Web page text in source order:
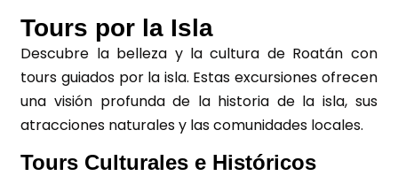
Tours por la Isla
Descubre la belleza y la cultura de Roatán con
tours guiados por la isla. Estas excursiones ofrecen
una visión profunda de la historia de la isla, sus
atracciones naturales y las comunidades locales.
Tours Culturales e Históricos